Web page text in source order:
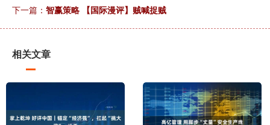
下一篇： 智赢策略 【国际漫评】贼喊捉贼
相关文章